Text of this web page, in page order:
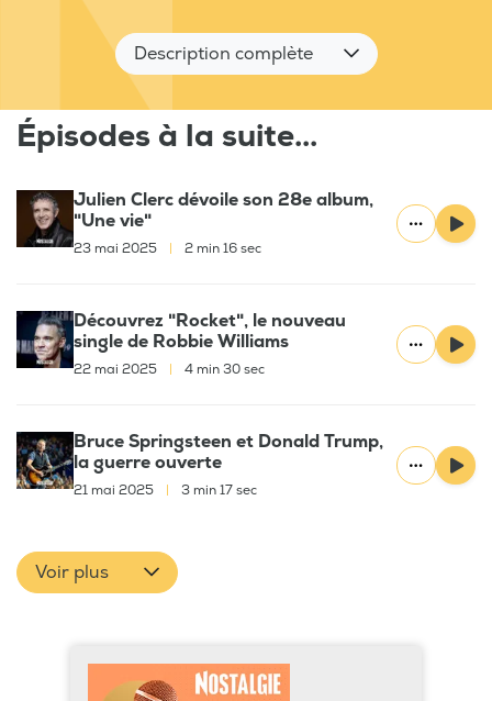
Description complète
Épisodes à la suite...
Julien Clerc dévoile son 28e album,
"Une vie"
23 mai 2025 2 min 16 sec
Découvrez "Rocket", le nouveau
single de Robbie Williams
22 mai 2025 4 min 30 sec
Bruce Springsteen et Donald Trump,
la guerre ouverte
21 mai 2025 3 min 17 sec
Voir plus